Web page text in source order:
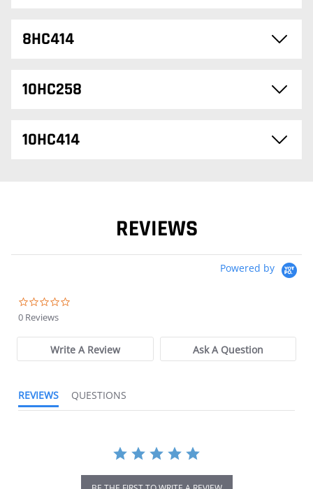
8HC414
10HC258
10HC414
REVIEWS
Powered by
0 Reviews
Write A Review Ask A Question
REVIEWS QUESTIONS